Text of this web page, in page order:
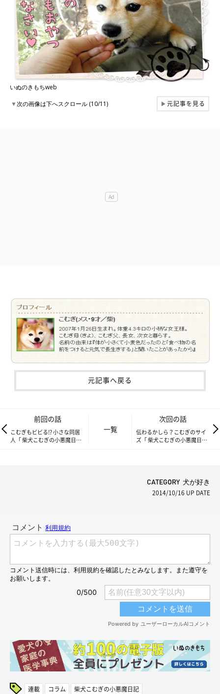
いぬのきもちweb
▼次の画像は下へスクロール (10/11) ▶元記事を見る
元記事へ戻る
前回の話
こむぎもビビる!? 小さな同居
人「 柴犬こむぎの小悪魔日
一覧
次回の話
伝わるかしら？こむぎのサイ
ズ「 柴犬こむぎの小悪魔日
CATEGORY 犬が好き
2014/10/16 UP DATE
連載 コラム 柴犬こむぎの小悪魔日記